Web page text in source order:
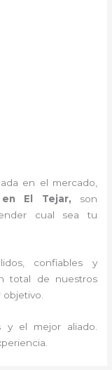
en el mercado,
en El Tejar, son
cual sea tu
confiables y
total de nuestros
objetivo.
y el mejor aliado.